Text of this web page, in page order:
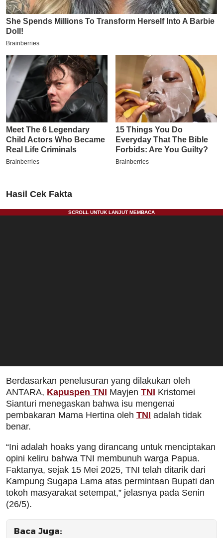
Hasil Cek Fakta
Berdasarkan penelusuran yang dilakukan oleh
ANTARA, Kapuspen TNI Mayjen TNI Kristomei
Sianturi menegaskan bahwa isu mengenai
pembakaran Mama Hertina oleh TNI adalah tidak
benar.
“Ini adalah hoaks yang dirancang untuk menciptakan
opini keliru bahwa TNI membunuh warga Papua.
Faktanya, sejak 15 Mei 2025, TNI telah ditarik dari
Kampung Sugapa Lama atas permintaan Bupati dan
tokoh masyarakat setempat,” jelasnya pada Senin
(26/5).
Baca Juga: